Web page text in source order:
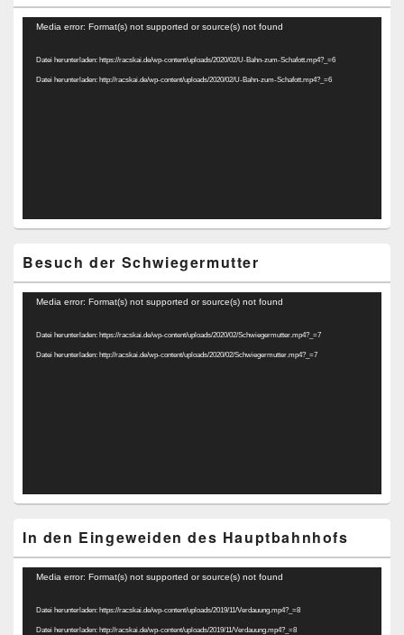
Video-
Media error: Format(s) not supported or source(s) not found
Datei herunterladen: https://racskai.de/wp-content/uploads/2020/02/U-Bahn-zum-Schafott.mp4?_=6
Datei herunterladen: http://racskai.de/wp-content/uploads/2020/02/U-Bahn-zum-Schafott.mp4?_=6
Besuch der Schwiegermutter
Video-
Media error: Format(s) not supported or source(s) not found
Datei herunterladen: https://racskai.de/wp-content/uploads/2020/02/Schwiegermutter.mp4?_=7
Datei herunterladen: http://racskai.de/wp-content/uploads/2020/02/Schwiegermutter.mp4?_=7
In den Eingeweiden des Hauptbahnhofs
Video-
Media error: Format(s) not supported or source(s) not found
Datei herunterladen: https://racskai.de/wp-content/uploads/2019/11/Verdauung.mp4?_=8
Datei herunterladen: http://racskai.de/wp-content/uploads/2019/11/Verdauung.mp4?_=8